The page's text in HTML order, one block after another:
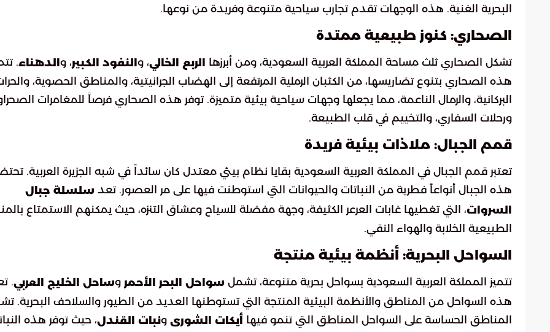
البحرية الغنية. هذه الوجهات تقدم تجارب سياحية متنوعة وفريدة من نوعها.
الصحاري: كنوز طبيعية ممتدة
تشكل الصحاري ثلث مساحة المملكة العربية السعودية، ومن أبرزها الربع الخالي، و النفود الكبير، و الدهناء.
هذه الصحاري بتنوع تضاريسها، من الكثبان الرملية المرتفعة إلى الهضاب الجرانيتية، والمناطق الحصوية،
البركانية، والرمال الناعمة، مما يجعلها وجهات سياحية بيئية متميزة. توفر هذه الصحاري فرصاً للمغامرات
ورحلات السفاري، والتخييم في قلب الطبيعة.
قمم الجبال: ملاذات بيئية فريدة
تعتبر قمم الجبال في المملكة العربية السعودية بقايا نظام بيئي معتدل كان سائداً في شبه الجزيرة العربية.
هذه الجبال أنواعاً فطرية من النباتات والحيوانات التي استوطنت فيها على مر العصور. تعد سلسلة جبال
السروات، التي تغطيها غابات العرعر الكثيفة، وجهة مفضلة للسياح وعشاق التنزه، حيث يمكنهم الاستمتاع
الطبيعية الخلابة والهواء النقي.
السواحل البحرية: أنظمة بيئية منتجة
تتميز المملكة العربية السعودية بسواحل بحرية متنوعة، تشمل سواحل البحر الأحمر وساحل الخليج العربي.
هذه السواحل من المناطق والأنظمة البيئية المنتجة التي تستوطنها العديد من الطيور والسلاحف البحرية.
المناطق الحساسة على السواحل المناطق التي تنمو فيها أيكات الشورى ونبات القندل، حيث توفر هذه